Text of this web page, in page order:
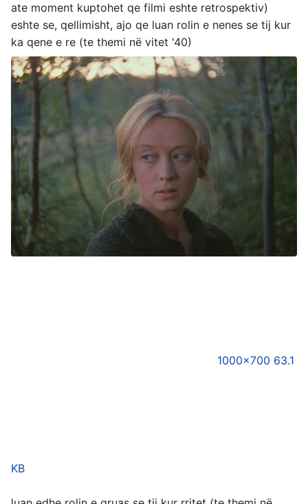
ate moment kuptohet qe filmi eshte retrospektiv)
eshte se, qellimisht, ajo qe luan rolin e nenes se tij kur
ka qene e re (te themi në vitet '40)
1000×700 63.1
KB